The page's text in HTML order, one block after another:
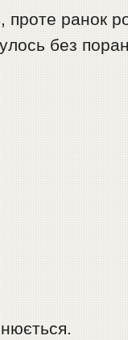
проте ранок
без